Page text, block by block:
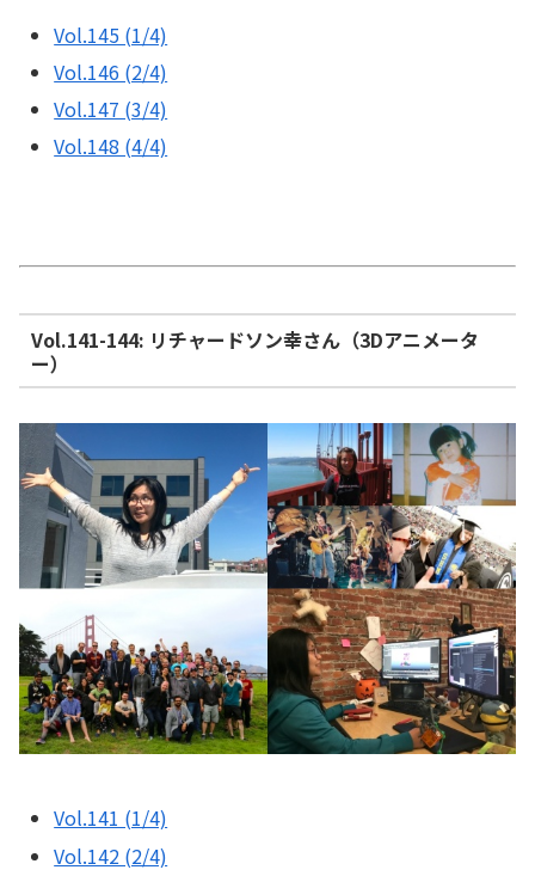
Vol.145 (1/4)
Vol.146 (2/4)
Vol.147 (3/4)
Vol.148 (4/4)
Vol.141-144: リチャードソン幸さん（3Dアニメータ
ー）
Vol.141 (1/4)
Vol.142 (2/4)